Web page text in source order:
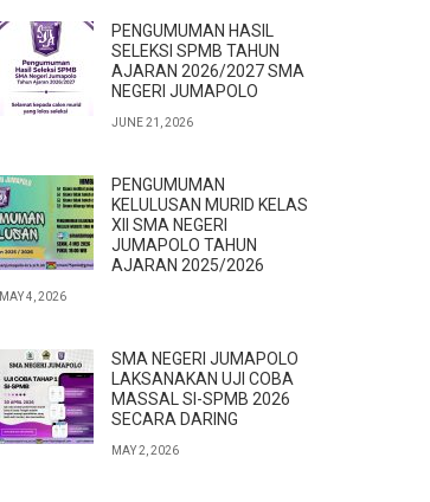
PENGUMUMAN HASIL
SELEKSI SPMB TAHUN
AJARAN 2026/2027 SMA
NEGERI JUMAPOLO
JUNE 21, 2026
PENGUMUMAN
KELULUSAN MURID KELAS
XII SMA NEGERI
JUMAPOLO TAHUN
AJARAN 2025/2026
MAY 4, 2026
SMA NEGERI JUMAPOLO
LAKSANAKAN UJI COBA
MASSAL SI-SPMB 2026
SECARA DARING
MAY 2, 2026